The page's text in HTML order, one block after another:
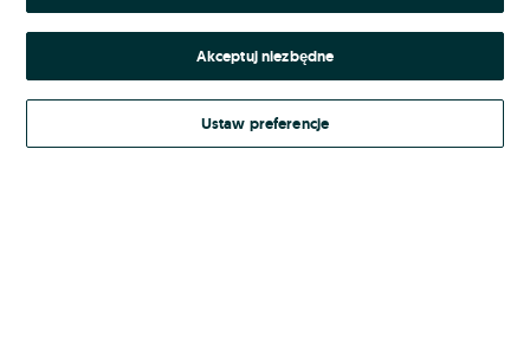
Zaloguj się
Kontynuując za pośrednictwem jednego z dostawców wskazanych powyżej,
Regulamin serwisuOLX.pl w jego aktualnym brzmieniu.
Akceptuj niezbędne
Ustaw preferencje